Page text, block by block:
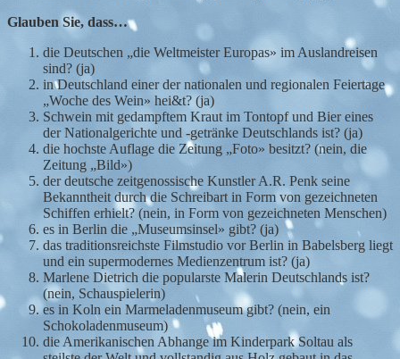
Glauben Sie, dass…
die Deutschen „die Weltmeister Europas» im Auslandreisen
sind? (ja)
in Deutschland einer der nationalen und regionalen Feiertage
„Woche des Wein» hei&t? (ja)
Schwein mit gedampftem Kraut im Tontopf und Bier eines
der Nationalgerichte und -getränke Deutschlands ist? (ja)
die hochste Auflage die Zeitung „Foto» besitzt? (nein, die
Zeitung „Bild»)
der deutsche zeitgenossische Kunstler A.R. Penk seine
Bekanntheit durch die Schreibart in Form von gezeichneten
Schiffen erhielt? (nein, in Form von gezeichneten Menschen)
es in Berlin die „Museumsinsel» gibt? (ja)
das traditionsreichste Filmstudio vor Berlin in Babelsberg liegt
und ein supermodernes Medienzentrum ist? (ja)
Marlene Dietrich die popularste Malerin Deutschlands ist?
(nein, Schauspielerin)
es in Koln ein Marmeladenmuseum gibt? (nein, ein
Schokoladenmuseum)
die Amerikanischen Abhange im Kinderpark Soltau als